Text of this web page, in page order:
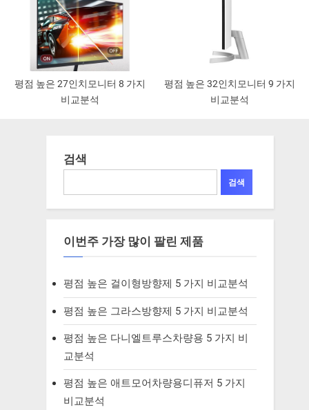
평점 높은 27인치모니터 8 가지
비교분석
평점 높은 32인치모니터 9 가지
비교분석
검색
검색
이번주 가장 많이 팔린 제품
평점 높은 걸이형방향제 5 가지 비교분석
평점 높은 그라스방향제 5 가지 비교분석
평점 높은 다니엘트루스차량용 5 가지 비
교분석
평점 높은 애트모어차량용디퓨저 5 가지
비교분석